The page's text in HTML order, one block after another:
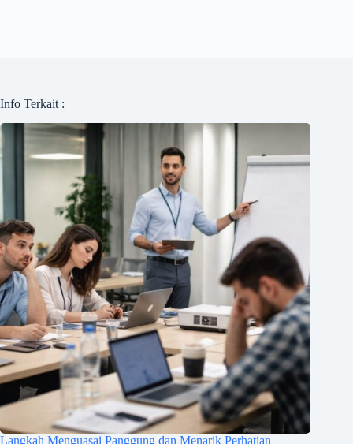
Info Terkait :
Langkah Menguasai Panggung dan Menarik Perhatian